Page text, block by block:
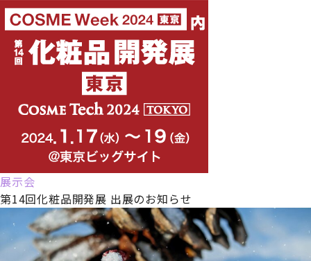
展示会
第14回化粧品開発展 出展のお知らせ